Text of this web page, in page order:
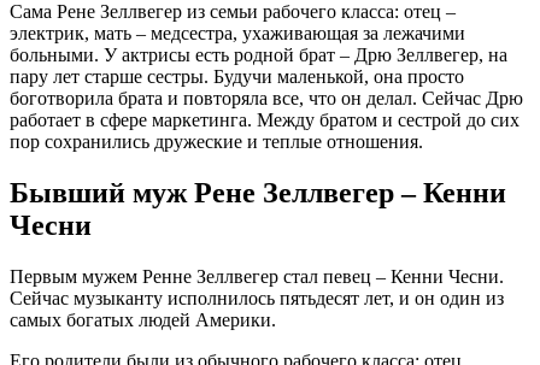
Сама Рене Зеллвегер из семьи рабочего класса: отец –
электрик, мать – медсестра, ухаживающая за лежачими
больными. У актрисы есть родной брат – Дрю Зеллвегер, на
пару лет старше сестры. Будучи маленькой, она просто
боготворила брата и повторяла все, что он делал. Сейчас Дрю
работает в сфере маркетинга. Между братом и сестрой до сих
пор сохранились дружеские и теплые отношения.
Бывший муж Рене Зеллвегер – Кенни
Чесни
Первым мужем Ренне Зеллвегер стал певец – Кенни Чесни.
Сейчас музыканту исполнилось пятьдесят лет, и он один из
самых богатых людей Америки.
Его родители были из обычного рабочего класса: отец